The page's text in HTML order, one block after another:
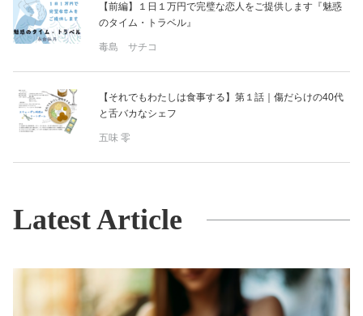
【前編】１日１万円で完璧な恋人をご提供します『魅惑
のタイム・トラベル』
毒島 サチコ
【それでもわたしは食事する】第１話｜傷だらけの40代
と舌バカなシェフ
五味 零
Latest Article